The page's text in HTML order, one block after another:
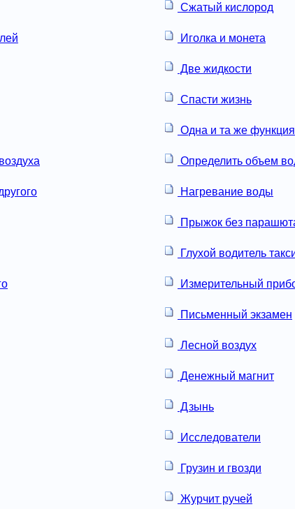
Сжатый кислород
Иголка и монета
Две жидкости
Спасти жизнь
Одна и та же функция
Определить объем
Нагревание воды
Прыжок без
Глухой водитель
Измерительный
Письменный экзамен
Лесной воздух
Денежный магнит
Дзынь
Исследователи
Грузин и гвозди
Журчит ручей